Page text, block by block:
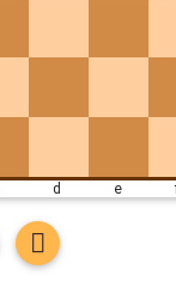
d e